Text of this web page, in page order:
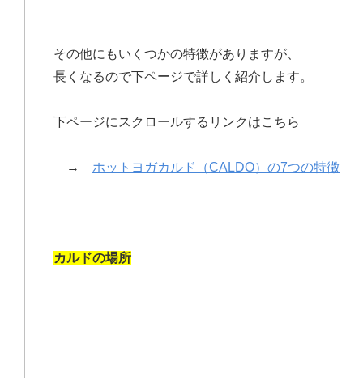
その他にもいくつかの特徴がありますが、
長くなるので下ページで詳しく紹介します。
下ページにスクロールするリンクはこちら
→ ホットヨガカルド（CALDO）の7つの特徴
カルドの場所